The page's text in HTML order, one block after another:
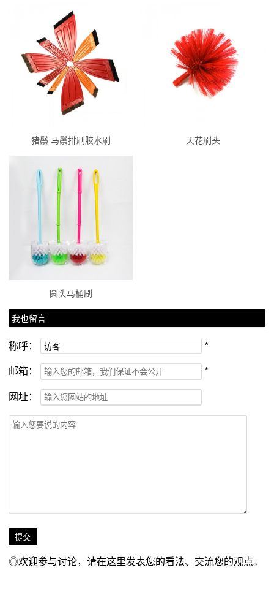
猪鬃 马鬃排刷胶水刷 天花刷头
圆头马桶刷
我也留言
称呼： *
邮箱： *
网址：
◎欢迎参与讨论，请在这里发表您的看法、交流您的观点。